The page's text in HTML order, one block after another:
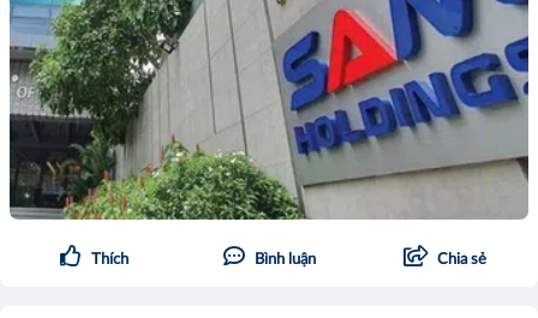
Thích Bình luận Chia sẻ